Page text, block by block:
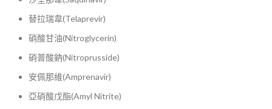
替拉瑞韋(Telaprevir)
硝酸甘油(Nitroglycerin)
硝普酸鈉(Nitroprusside)
安佩那維(Amprenavir)
亞硝酸戊酯(Amyl Nitrite)